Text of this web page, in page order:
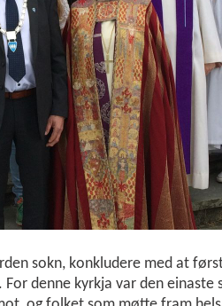
sokn, konkludere med at
denne kyrkja var den einaste